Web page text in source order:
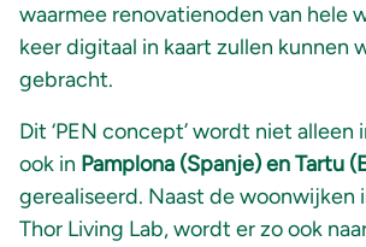
waarmee renovatienoden van hele
keer digitaal in kaart zullen kunnen
gebracht.
Dit ‘PEN concept’ wordt niet alleen
ook in Pamplona (Spanje) en Tartu
gerealiseerd. Naast de woonwijken
Thor Living Lab, wordt er zo ook